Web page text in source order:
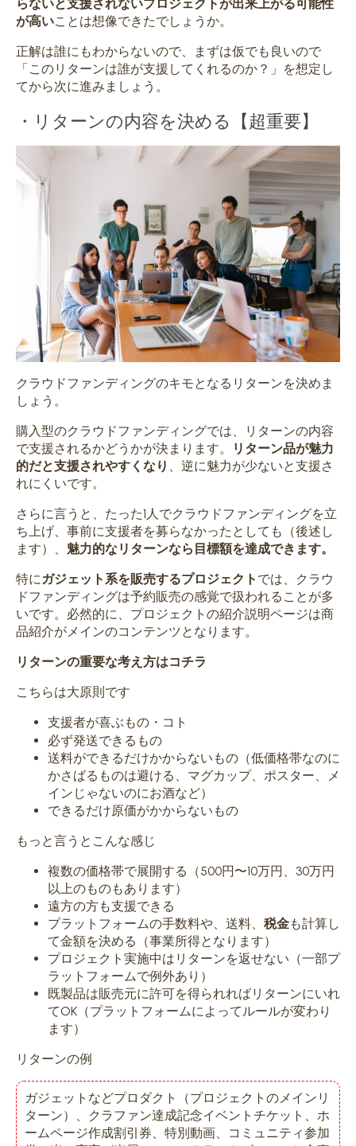
らないと支援されないプロジェクトが出来上がる可能性
が高いことは想像できたでしょうか。
正解は誰にもわからないので、まずは仮でも良いので
「このリターンは誰が支援してくれるのか？」を想定し
てから次に進みましょう。
・リターンの内容を決める【超重要】
クラウドファンディングのキモとなるリターンを決めま
しょう。
購入型のクラウドファンディングでは、
リターンの内容
で支援されるかどうかが決まります。
リターン品が魅力
的だと支援されやすくなり 、逆に魅力が少ないと支援さ
れにくいです。
さらに言うと、たった1人でクラウドファンディングを立
ち上げ、事前に支援者を募らなかったとしても（後述し
ます）、 魅力的なリターンなら目標額を達成できます。
特にガジェット系を販売するプロジェクト では、クラウ
ドファンディングは予約販売の感覚で扱われることが多
いです。必然的に、プロジェクトの紹介説明ページは商
品紹介がメインのコンテンツとなります。
リターンの重要な考え方はコチラ
こちらは大原則です
支援者が喜ぶもの・コト
必ず発送できるもの
送料ができるだけかからないもの（低価格帯なのに
かさばるものは避ける、マグカップ、ポスター、メ
インじゃないのにお酒など）
できるだけ原価がかからないもの
もっと言うとこんな感じ
複数の価格帯で展開する（500円〜10万円、30万円
以上のものもあります）
遠方の方も支援できる
プラットフォームの手数料や、送料、 税金も計算し
て金額を決める（事業所得となります）
プロジェクト実施中はリターンを返せない（一部プ
ラットフォームで例外あり）
既製品は販売元に許可を得られればリターンにいれ
てOK（プラットフォームによってルールが変わり
ます）
リターンの例
ガジェットなどプロダクト（プロジェクトのメインリ
ターン）、クラファン達成記念イベントチケット、ホ
ームページ作成割引券、特別動画、コミュニティ参加